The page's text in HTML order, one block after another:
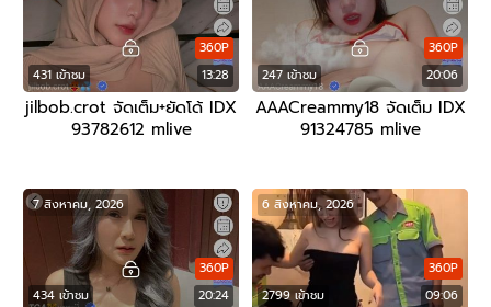
431 เข้าชม 13:28
360P
jilbob.crot จัดเต็ม+ยัดโด้ IDX
93782612 mlive
247 เข้าชม 20:06
360P
AAACreammy18 จัดเต็ม IDX
91324785 mlive
434 เข้าชม 20:24
360P
7 สิงหาคม, 2026
2799 เข้าชม 09:06
360P
6 สิงหาคม, 2026